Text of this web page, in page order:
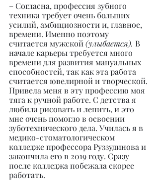
– Согласна, профессия зубного
техника требует очень больших
усилий, амбициозности и, главное,
времени. Именно поэтому
считается мужской (улыбается). В
начале карьеры требуется много
времени для развития мануальных
способностей, так как эта работа
считается ювелирной и творческой.
Привела меня в эту профессию моя
тяга к ручной работе. С детства я
любила рисовать и лепить, и это
мне очень помогло в освоении
зуботехнического дела. Училась я в
медико-стоматологическом
колледже профессора Руззудинова и
закончила его в 2019 году. Сразу
после колледжа побежала скорее
работать.